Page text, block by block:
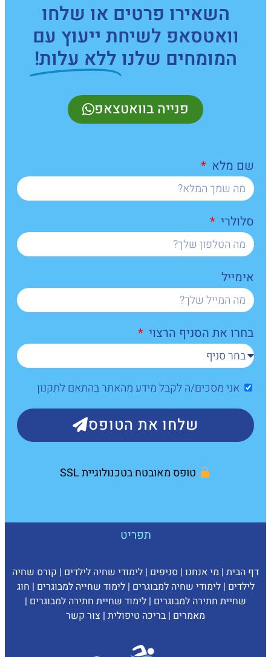
השאירו פרטים או שלחו
וואטסאפ לשיחת ייעוץ עם
המומחים שלנו ללא עלות!
פנייה בוואטצאפ
שם מלא
סלולרי
אימייל
בחרו את הסניף הרצוי
אני מסכים/ה לקבל מידע מהאתר בהתאם לתקנון
שלחו את הטופס
טופס מאובטח בטכנולוגיית SSL
תפריט
דף הבית | מי אנחנו | סניפים | לימודי שחיה לילדים | קורס שחיה
לילדים |לימודי שחיה למבוגרים |לימוד שחייה למבוגרים | חוג
שחיית חתירה למבוגרים | לימוד שחיית חתירה למבוגרים |
מאמרים | בריכה טיפולית | צור קשר